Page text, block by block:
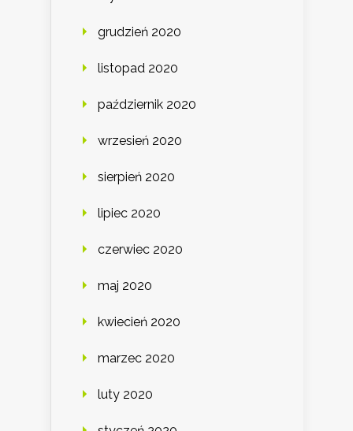
grudzień 2020
listopad 2020
październik 2020
wrzesień 2020
sierpień 2020
lipiec 2020
czerwiec 2020
maj 2020
kwiecień 2020
marzec 2020
luty 2020